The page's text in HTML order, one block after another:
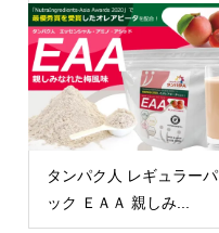
タンパク人 レギュラーパ
ック ＥＡＡ 親しみ...